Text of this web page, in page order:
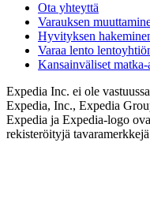
Ota yhteyttä
Varauksen
Hyvityksen
Varaa lento
Kansainväliset
Expedia Inc. ei ole
Expedia, Inc., Expedia
Expedia ja Expedia-logo
rekisteröityjä